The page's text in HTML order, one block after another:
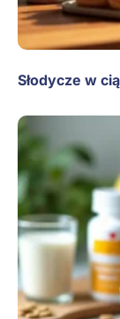
Słodycze w